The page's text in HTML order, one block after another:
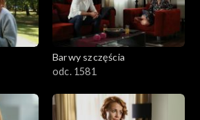
Barwy szczęścia
odc. 1581